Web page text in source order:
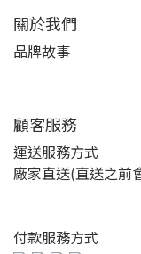
關於我們
品牌故事
顧客服務
運送服務方式
廠家直送(直送之前
付款服務方式